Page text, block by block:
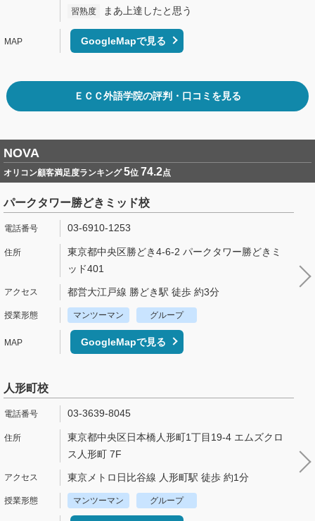
習熟度 まあ上達したと思う
GoogleMapで見る
ＥＣＣ外語学院の評判・口コミを見る
NOVA
オリコン顧客満足度ランキング5位 74.2点
パークタワー勝どきミッド校
03-6910-1253
東京都中央区勝どき4-6-2 パークタワー勝どきミ
ッド401
都営大江戸線 勝どき駅 徒歩 約3分
マンツーマン グループ
GoogleMapで見る
人形町校
03-3639-8045
東京都中央区日本橋人形町1丁目19-4 エムズクロ
ス人形町 7F
東京メトロ日比谷線 人形町駅 徒歩 約1分
マンツーマン グループ